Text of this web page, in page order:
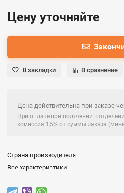
Цену уточняйте
В закладки В сравнение
Цена действительна при заказе
При оплате при получении в
комиссия 1,5% от суммы заказа
Страна производителя
Все характеристики